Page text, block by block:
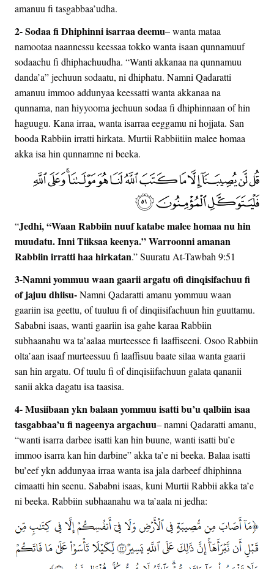
amanuu fi tasgabbaa’udha.
2- Sodaa fi Dhiphinni isarraa deemu– wanta mataa
namootaa naannessu keessaa tokko wanta isaan qunnamuuf
sodaachu fi dhiphachuudha. “Wanti akkanaa na qunnamuu
danda’a” jechuun sodaatu, ni dhiphatu. Namni Qadaratti
amanuu immoo addunyaa keessatti wanta akkanaa na
qunnama, nan hiyyooma jechuun sodaa fi dhiphinnaan of hin
haguugu. Kana irraa, wanta isarraa eeggamu ni hojjata. San
booda Rabbiin irratti hirkata. Murtii Rabbiitiin malee homaa
akka isa hin qunnamne ni beeka.
“Jedhi, “Waan Rabbiin nuuf katabe malee homaa nu hin
muudatu. Inni Tiiksaa keenya.” Warroonni amanan
Rabbiin irratti haa hirkatan.” Suuratu At-Tawbah 9:51
3-Namni yommuu waan gaarii argatu ofi dinqisifachuu fi
of jajuu dhiisu-Namni Qadaratti amanu yommuu waan
gaariin isa geettu, of tuuluu fi of dinqiisifachuun hin guuttamu.
Sababni isaas, wanti gaariin isa gahe karaa Rabbiin
subhaanahu wa ta’aalaa murteessee fi laaffiseeni. Osoo Rabbiin
olta’aan isaaf murteessuu fi laaffisuu baate silaa wanta gaarii
san hin argatu. Of tuulu fi of dinqisiifachuun galata qananii
sanii akka dagatu isa taasisa.
4- Musiibaan ykn balaan yommuu isatti bu’u qalbiin isaa
tasgabbaa’u fi nageenya argachuu– namni Qadaratti amanu,
“wanti isarra darbee isatti kan hin buune, wanti isatti bu’e
immoo isarra kan hin darbine” akka ta’e ni beeka. Balaa isatti
bu’eef ykn addunyaa irraa wanta isa jala darbeef dhiphinna
cimaatti hin seenu. Sababni isaas, kuni Murtii Rabbii akka ta’e
ni beeka. Rabbiin subhaanahu wa ta’aala ni jedha: